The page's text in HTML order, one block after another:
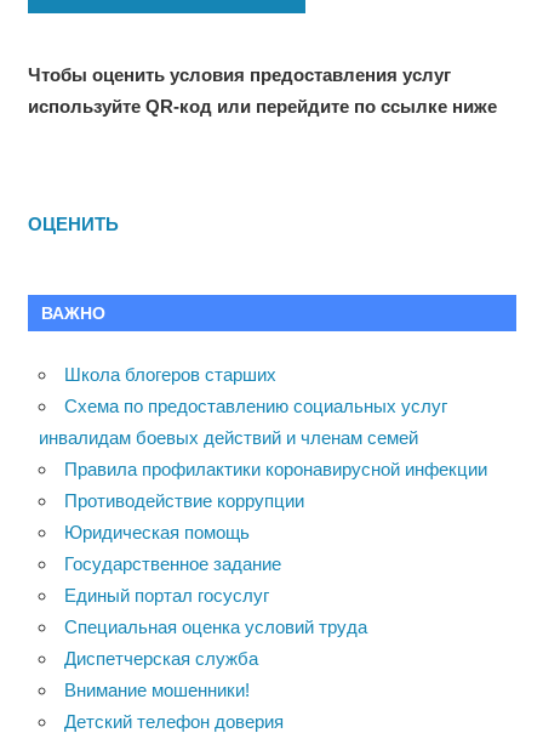
Чтобы оценить условия предоставления услуг
используйте QR-код или перейдите по ссылке ниже
ОЦЕНИТЬ
ВАЖНО
Школа блогеров старших
Схема по предоставлению социальных услуг
инвалидам боевых действий и членам семей
Правила профилактики коронавирусной инфекции
Противодействие коррупции
Юридическая помощь
Государственное задание
Единый портал госуслуг
Специальная оценка условий труда
Диспетчерская служба
Внимание мошенники!
Детский телефон доверия